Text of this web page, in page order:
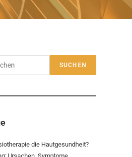
SUCHEN
die Hautgesundheit?